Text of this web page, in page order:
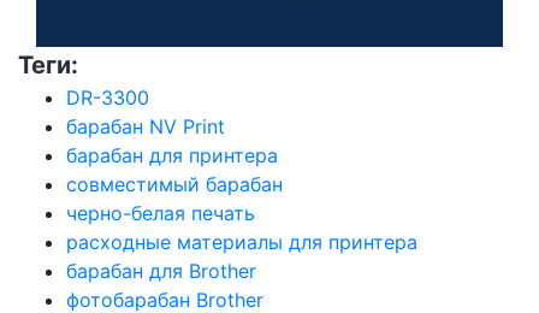
Теги:
DR-3300
барабан NV Print
барабан для принтера
совместимый барабан
черно-белая печать
расходные материалы для принтера
барабан для Brother
фотобарабан Brother